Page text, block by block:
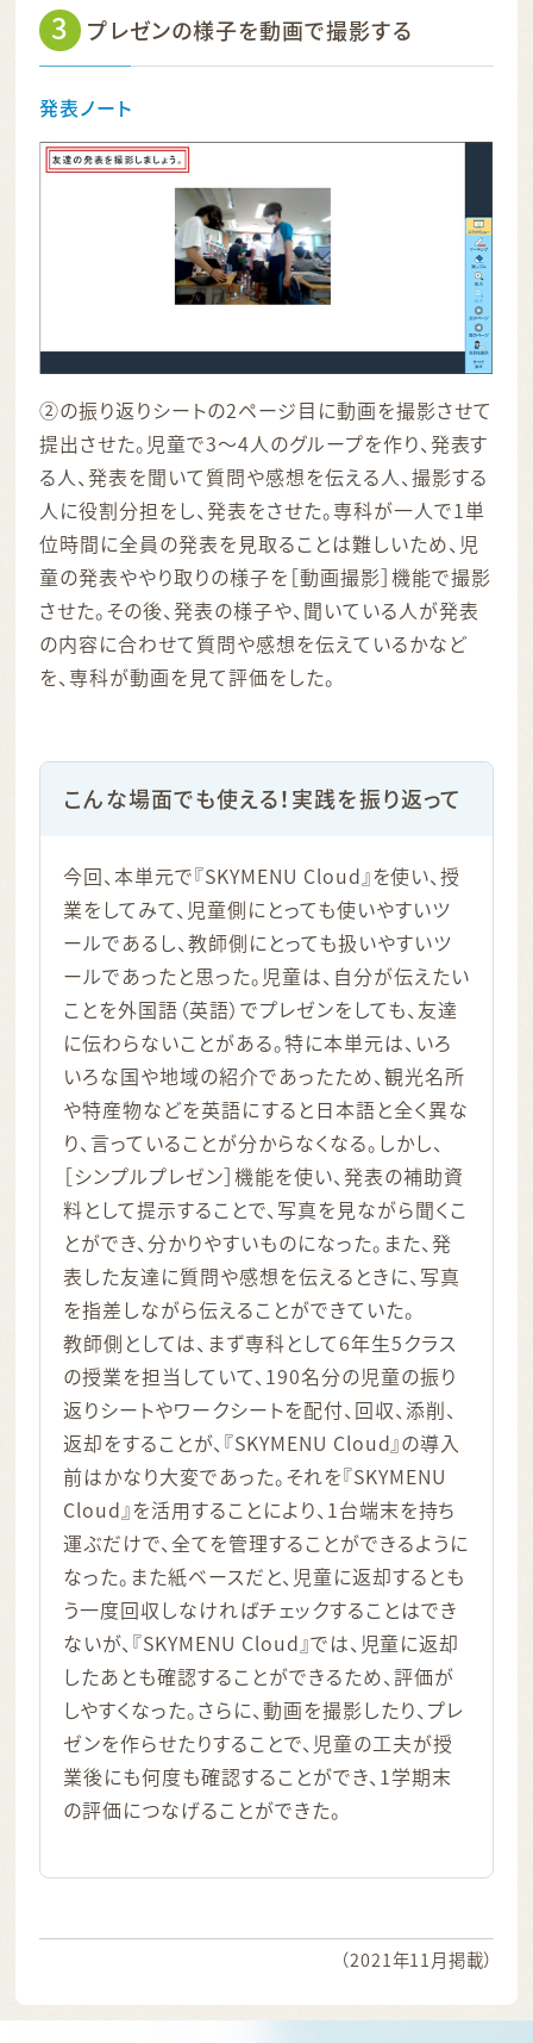
3 プレゼンの様子を動画で撮影する
発表ノート
②の振り返りシートの2ページ目に動画を撮影させて
提出させた。児童で3～4人のグループを作り、発表す
る人、発表を聞いて質問や感想を伝える人、撮影する
人に役割分担をし、発表をさせた。専科が一人で1単
位時間に全員の発表を見取ることは難しいため、児
童の発表ややり取りの様子を［動画撮影］機能で撮影
させた。その後、発表の様子や、聞いている人が発表
の内容に合わせて質問や感想を伝えているかなど
を、専科が動画を見て評価をした。
こんな場面でも使える！実践を振り返って
今回、本単元で『SKYMENU Cloud』を使い、授
業をしてみて、児童側にとっても使いやすいツ
ールであるし、教師側にとっても扱いやすいツ
ールであったと思った。児童は、自分が伝えたい
ことを外国語（英語）でプレゼンをしても、友達
に伝わらないことがある。特に本単元は、いろ
いろな国や地域の紹介であったため、観光名所
や特産物などを英語にすると日本語と全く異な
り、言っていることが分からなくなる。しかし、
［シンプルプレゼン］機能を使い、発表の補助資
料として提示することで、写真を見ながら聞くこ
とができ、分かりやすいものになった。また、発
表した友達に質問や感想を伝えるときに、写真
を指差しながら伝えることができていた。
教師側としては、まず専科として6年生5クラス
の授業を担当していて、190名分の児童の振り
返りシートやワークシートを配付、回収、添削、
返却をすることが、『SKYMENU Cloud』の導入
前はかなり大変であった。それを『SKYMENU
Cloud』を活用することにより、1台端末を持ち
運ぶだけで、全てを管理することができるように
なった。また紙ベースだと、児童に返却するとも
う一度回収しなければチェックすることはでき
ないが、『SKYMENU Cloud』では、児童に返却
したあとも確認することができるため、評価が
しやすくなった。さらに、動画を撮影したり、プレ
ゼンを作らせたりすることで、児童の工夫が授
業後にも何度も確認することができ、1学期末
の評価につなげることができた。
（2021年11月掲載）